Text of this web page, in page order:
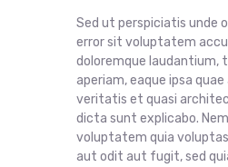
Sed ut perspiciatis unde
error sit voluptatem
doloremque laudantium,
aperiam, eaque ipsa
veritatis et quasi
dicta sunt explicabo.
voluptatem quia
aut odit aut fugit, sed